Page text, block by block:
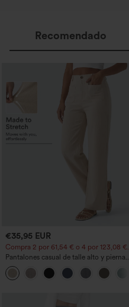
Recomendado
€35,95 EUR
Compra 2 por 61,54 € o 4 por 123,08 €.
Pantalones casual de talle alto y pierna
recta con tacto de lino y bolsillos